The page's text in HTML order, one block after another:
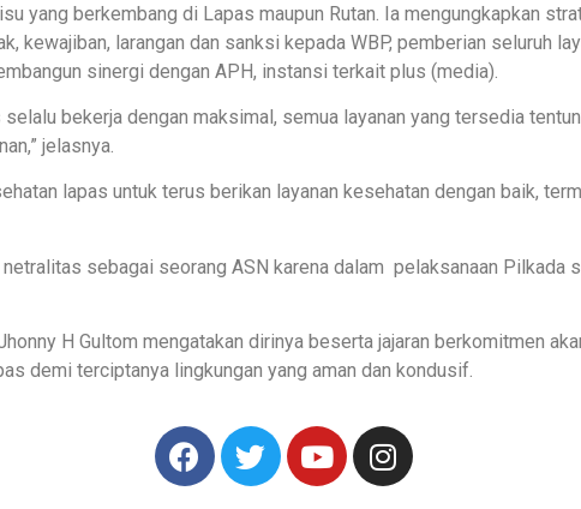
yang berkembang di Lapas maupun Rutan. Ia mengungkapkan
kewajiban, larangan dan sanksi kepada WBP, pemberian seluruh
sinergi dengan APH, instansi terkait plus (media).
bekerja dengan maksimal, semua layanan yang tersedia
jelasnya.
lapas untuk terus berikan layanan kesehatan dengan baik,
sebagai seorang ASN karena dalam pelaksanaan Pilkada
H Gultom mengatakan dirinya beserta jajaran berkomitmen
demi terciptanya lingkungan yang aman dan kondusif.